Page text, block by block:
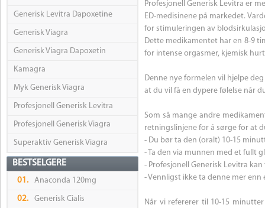
Generisk Levitra Dapoxetine
Generisk Viagra
Generisk Viagra Dapoxetin
Kamagra
Myk Generisk Viagra
Profesjonell Generisk Levitra
Profesjonell Generisk Viagra
Superaktiv Generisk Viagra
BESTSELGERE
01. Anaconda 120mg
02. Generisk Cialis
Profesjonell Generisk Levitra er
ED-medisinene på markedet.
for stimuleringen av
Dette medikamentet har en 8-9
for intense orgasmer, kjemisk
Denne nye formelen vil hjelpe
at du vil få en dypere følelse når
Som så mange andre
retningslinjene for å sørge for at
- Du bør ta den (oralt) 10-15
- Ta den via munnen med et fullt
- Profesjonell Generisk Levitra
- Vennligst ikke ta denne mer enn
Når vi refererer til 10-15